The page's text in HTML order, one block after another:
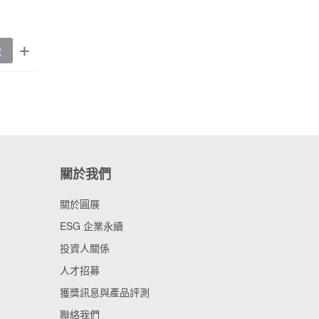
關於我們
關於圓展
ESG 企業永續
投資人關係
人才招募
獲獎訊息與產品評測
聯絡我們